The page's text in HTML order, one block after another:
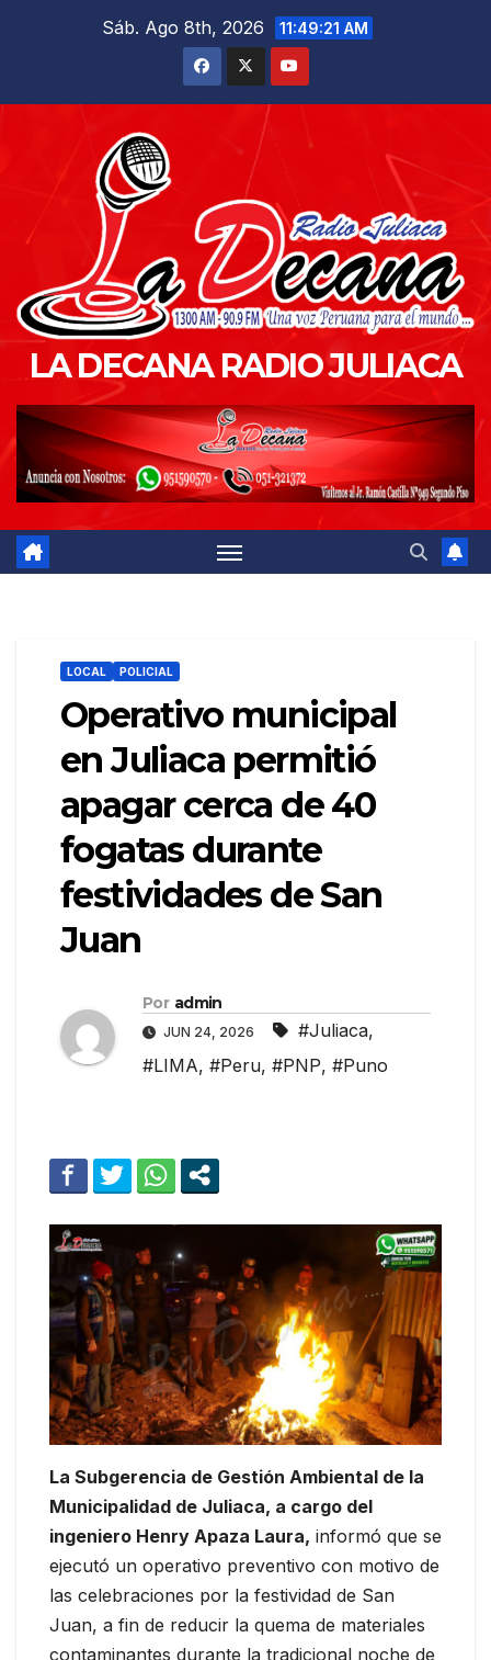
Sáb. Ago 8th, 2026 11:49:22 AM
LA DECANA RADIO JULIACA
LOCAL POLICIAL
Operativo municipal
en Juliaca permitió
apagar cerca de 40
fogatas durante
festividades de San
Juan
Por admin
JUN 24, 2026 #Juliaca,
#LIMA, #Peru, #PNP, #Puno
La Subgerencia de Gestión Ambiental de la
Municipalidad de Juliaca, a cargo del
ingeniero Henry Apaza Laura, informó que se
ejecutó un operativo preventivo con motivo de
las celebraciones por la festividad de San
Juan, a fin de reducir la quema de materiales
contaminantes durante la tradicional noche de